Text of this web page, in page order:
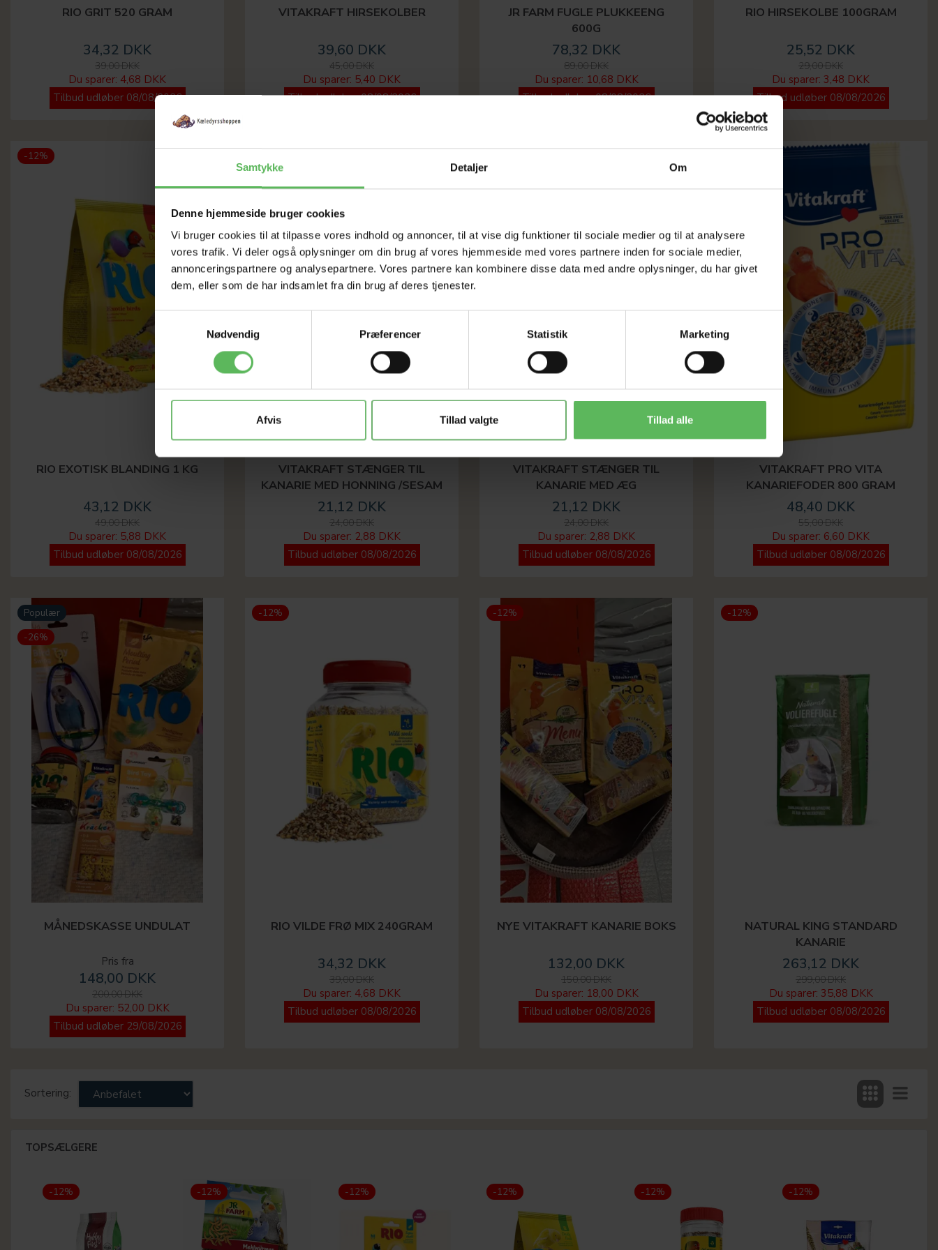
Samtykke Detaljer Om
Denne hjemmeside bruger cookies
Vi bruger cookies til at tilpasse vores indhold og annoncer, til at vise dig funktioner til sociale medier og til at analysere
vores trafik. Vi deler også oplysninger om din brug af vores hjemmeside med vores partnere inden for sociale medier,
annonceringspartnere og analysepartnere. Vores partnere kan kombinere disse data med andre oplysninger, du har givet
dem, eller som de har indsamlet fra din brug af deres tjenester.
Nødvendig
Præferencer Statistik Marketing
Afvis Tillad valgte Tillad alle
RIO GRIT 520 GRAM
34,32 DKK
39,00 DKK
Du sparer: 4,68 DKK
Tilbud udløber 08/08/2026
VITAKRAFT HIRSEKOLBER
39,60 DKK
45,00 DKK
Du sparer: 5,40 DKK
Tilbud udløber 08/08/2026
JR FARM FUGLE PLUKKEENG
600G
78,32 DKK
89,00 DKK
Du sparer: 10,68 DKK
Tilbud udløber 08/08/2026
RIO HIRSEKOLBE 100GRAM
25,52 DKK
29,00 DKK
Du sparer: 3,48 DKK
Tilbud udløber 08/08/2026
-12%
RIO EXOTISK BLANDING 1 KG
43,12 DKK
49,00 DKK
Du sparer: 5,88 DKK
Tilbud udløber 08/08/2026
VITAKRAFT STÆNGER TIL
KANARIE MED HONNING /SESAM
21,12 DKK
24,00 DKK
Du sparer: 2,88 DKK
Tilbud udløber 08/08/2026
VITAKRAFT STÆNGER TIL
KANARIE MED ÆG
21,12 DKK
24,00 DKK
Du sparer: 2,88 DKK
Tilbud udløber 08/08/2026
VITAKRAFT PRO VITA
KANARIEFODER 800 GRAM
48,40 DKK
55,00 DKK
Du sparer: 6,60 DKK
Tilbud udløber 08/08/2026
Populær
-26%
MÅNEDSKASSE UNDULAT
Pris fra
148,00 DKK
200,00 DKK
Du sparer: 52,00 DKK
Tilbud udløber 29/08/2026
-12%
RIO VILDE FRØ MIX 240GRAM
34,32 DKK
39,00 DKK
Du sparer: 4,68 DKK
Tilbud udløber 08/08/2026
-12%
NYE VITAKRAFT KANARIE BOKS
132,00 DKK
150,00 DKK
Du sparer: 18,00 DKK
Tilbud udløber 08/08/2026
-12%
NATURAL KING STANDARD
KANARIE
263,12 DKK
299,00 DKK
Du sparer: 35,88 DKK
Tilbud udløber 08/08/2026
Sortering:
TOPSÆLGERE
-12% -12% -12% -12% -12% -12%